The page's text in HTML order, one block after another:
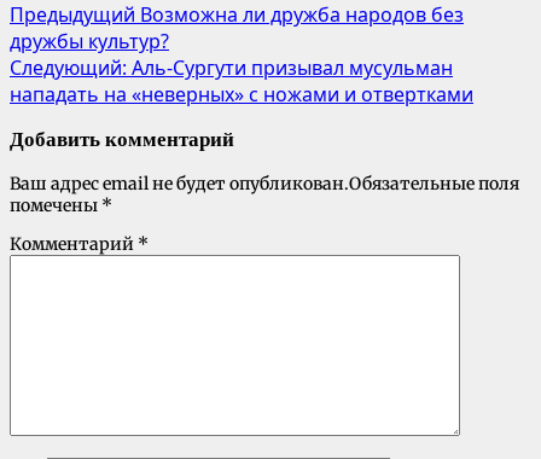
Предыдущий Возможна ли дружба народов без
дружбы культур?
Следующий: Аль-Сургути призывал мусульман
нападать на «неверных» с ножами и отвертками
Добавить комментарий
Ваш адрес email не будет опубликован.Обязательные поля
помечены *
Комментарий *